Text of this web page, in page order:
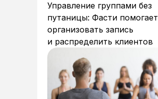
Управление группами без
путаницы: Фасти помогает
организовать запись
и распределить клиентов